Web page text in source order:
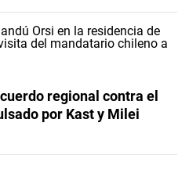
regional contra el
por Kast y Milei